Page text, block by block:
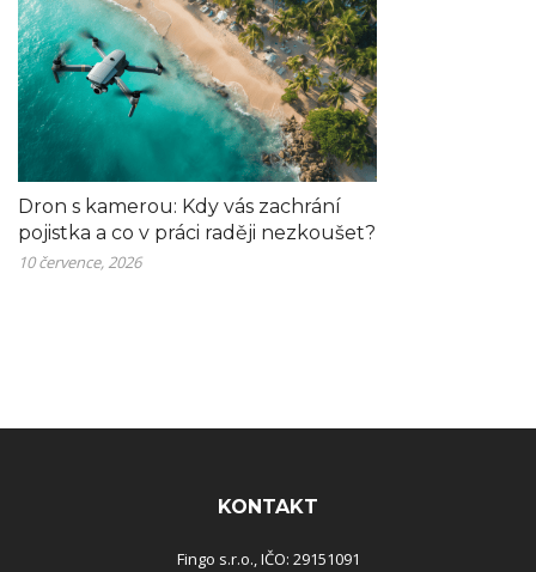
Dron s kamerou: Kdy vás zachrání
pojistka a co v práci raději nezkoušet?
10 července, 2026
KONTAKT
Fingo s.r.o., IČO: 29151091